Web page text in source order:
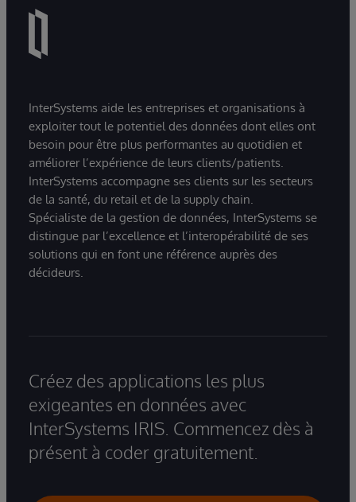
données grâce à des interactions en langage
InterSystems aide les entreprises et organisations à
exploiter tout le potentiel des données dont elles ont
besoin pour être plus performantes au quotidien et
améliorer l’expérience de leurs clients/patients.
InterSystems accompagne ses clients sur les secteurs
de la santé, du retail et de la supply chain.
Spécialiste de la gestion de données, InterSystems se
distingue par l’excellence et l’interopérabilité de ses
solutions qui en font une référence auprès des
décideurs.
Créez des applications les plus
exigeantes en données avec
InterSystems IRIS. Commencez dès à
présent à coder gratuitement.